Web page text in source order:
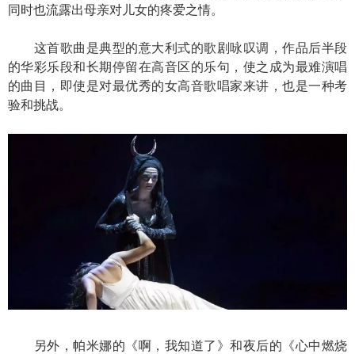
同时也流露出母亲对儿女的疼爱之情。
这首歌曲是典型的意大利式的歌剧咏叹调，作品后半段
的华彩乐段和长期停留在高音区的乐句，使之成为最难演唱
的曲目，即使是对最优秀的女高音歌唱家来讲，也是一种考
验和挑战。
另外，帕米娜的《啊，我知道了》和夜后的《心中燃烧